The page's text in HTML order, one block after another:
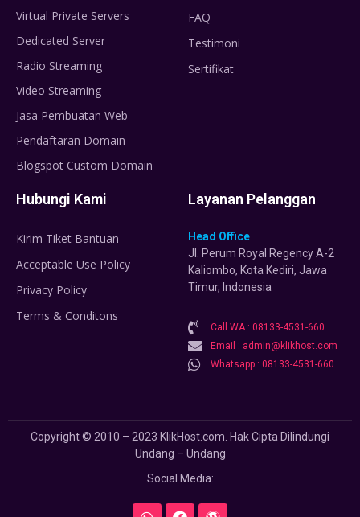
Virtual Private Servers
Dedicated Server
Radio Streaming
Video Streaming
Jasa Pembuatan Web
Pendaftaran Domain
Blogspot Custom Domain
FAQ
Testimoni
Sertifikat
Hubungi Kami
Kirim Tiket Bantuan
Acceptable Use Policy
Privacy Policy
Terms & Conditons
Layanan Pelanggan
Head Office
Jl. Perum Royal Regency A-2
Kaliombo, Kota Kediri, Jawa
Timur, Indonesia
Call WA : 08133-4531-660
Email : admin@klikhost.com
Whatsapp : 08133-4531-660
Copyright © 2010 – 2023 KlikHost.com. Hak Cipta Dilindungi
Undang – Undang
Social Media: